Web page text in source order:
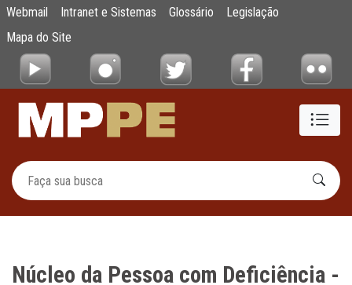
Pular para o Conteúdo principal
Núcleo da Pessoa com Deficiência -
Webmail Intranet e Sistemas Glossário
Legislação
Mapa do Site
Núcleo da Pessoa com Deficiência -